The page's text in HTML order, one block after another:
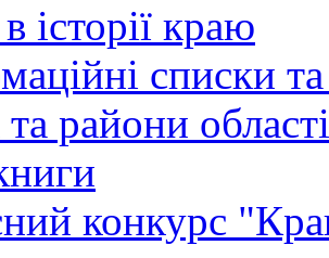
історії краю
списки
райони області
конкурс